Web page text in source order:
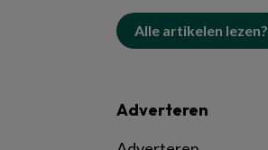
Alle artikelen lezen?
Adverteren